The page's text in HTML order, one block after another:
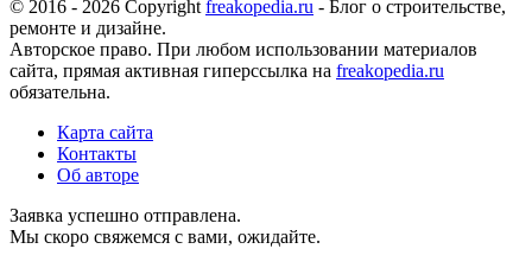
© 2016 - 2026 Copyright freakopedia.ru - Блог о строительстве,
ремонте и дизайне.
Авторское право. При любом использовании материалов
сайта, прямая активная гиперссылка на freakopedia.ru
обязательна.
Карта сайта
Контакты
Об авторе
Заявка успешно отправлена.
Мы скоро свяжемся с вами, ожидайте.